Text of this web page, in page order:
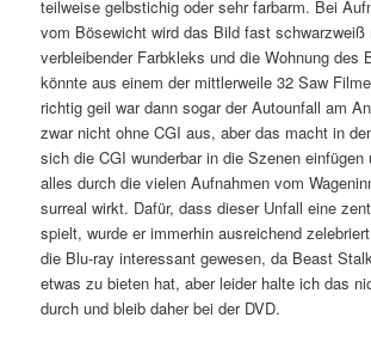
teilweise gelbstichig oder sehr farbarm. Bei
vom Bösewicht wird das Bild fast
verbleibender Farbkleks und die Wohnung des
könnte aus einem der mittlerweile 32 Saw
richtig geil war dann sogar der Autounfall am
zwar nicht ohne CGI aus, aber das macht in
sich die CGI wunderbar in die Szenen einfügen
alles durch die vielen Aufnahmen vom
surreal wirkt. Dafür, dass dieser Unfall eine
spielt, wurde er immerhin ausreichend
die Blu-ray interessant gewesen, da Beast
etwas zu bieten hat, aber leider halte ich das
durch und bleib daher bei der DVD.